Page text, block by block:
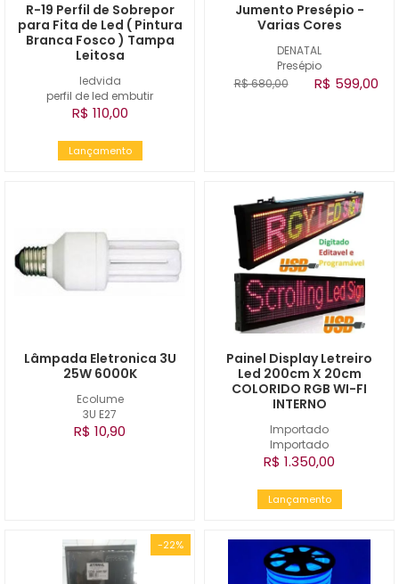
ledvida
perfil de led embutir
R-19 Perfil de Sobrepor
para Fita de Led ( Pintura
Branca Fosco ) Tampa
Leitosa
R$ 110,00
Lançamento
DENATAL
Presépio
Jumento Presépio -
Varias Cores
R$ 680,00 R$ 599,00
Ecolume
3U E27
Lâmpada Eletronica 3U
25W 6000K
R$ 10,90
Importado
Importado
Painel Display Letreiro
Led 200cm X 20cm
COLORIDO RGB WI-FI
INTERNO
R$ 1.350,00
Lançamento
-22%